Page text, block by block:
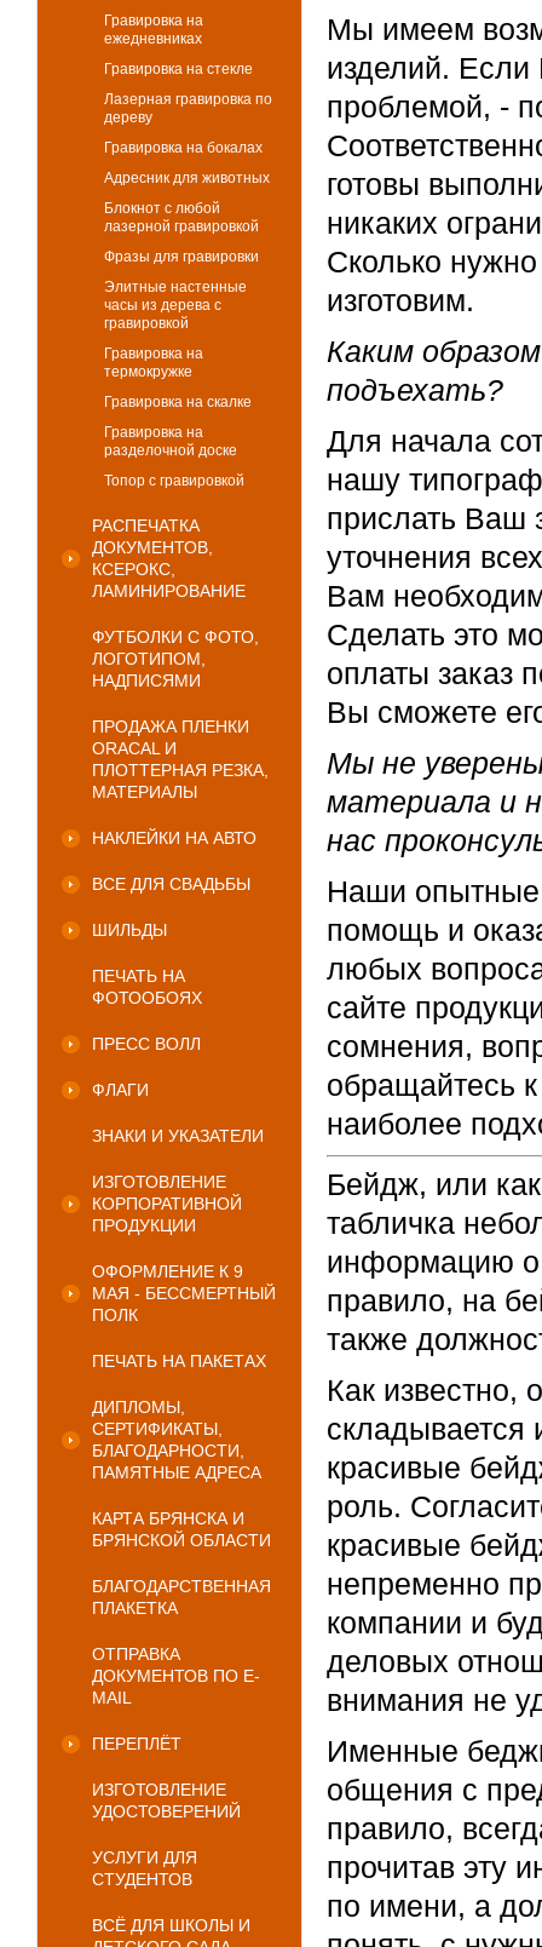
Гравировка на
ежедневниках
Гравировка на стекле
Лазерная гравировка по
дереву
Гравировка на бокалах
Адресник для животных
Блокнот с любой
лазерной гравировкой
Фразы для гравировки
Элитные настенные
часы из дерева с
гравировкой
Гравировка на
термокружке
Гравировка на скалке
Гравировка на
разделочной доске
Топор с гравировкой
РАСПЕЧАТКА
ДОКУМЕНТОВ,
КСЕРОКС,
ЛАМИНИРОВАНИЕ
ФУТБОЛКИ С ФОТО,
ЛОГОТИПОМ,
НАДПИСЯМИ
ПРОДАЖА ПЛЕНКИ
ORACAL И
ПЛОТТЕРНАЯ РЕЗКА,
МАТЕРИАЛЫ
НАКЛЕЙКИ НА АВТО
ВСЕ ДЛЯ СВАДЬБЫ
ШИЛЬДЫ
ПЕЧАТЬ НА
ФОТООБОЯХ
ПРЕСС ВОЛЛ
ФЛАГИ
ЗНАКИ И УКАЗАТЕЛИ
ИЗГОТОВЛЕНИЕ
КОРПОРАТИВНОЙ
ПРОДУКЦИИ
ОФОРМЛЕНИЕ К 9
МАЯ - БЕССМЕРТНЫЙ
ПОЛК
ПЕЧАТЬ НА ПАКЕТАХ
ДИПЛОМЫ,
СЕРТИФИКАТЫ,
БЛАГОДАРНОСТИ,
ПАМЯТНЫЕ АДРЕСА
КАРТА БРЯНСКА И
БРЯНСКОЙ ОБЛАСТИ
БЛАГОДАРСТВЕННАЯ
ПЛАКЕТКА
ОТПРАВКА
ДОКУМЕНТОВ ПО E-
MAIL
ПЕРЕПЛЁТ
ИЗГОТОВЛЕНИЕ
УДОСТОВЕРЕНИЙ
УСЛУГИ ДЛЯ
СТУДЕНТОВ
ВСЁ ДЛЯ ШКОЛЫ И
Мы имеем
изделий. Если
проблемой, -
готовы
никаких
Сколько
изготовим.
Каким
подъехать?
Для начала
нашу
прислать Ваш
уточнения
Вам
Сделать это
оплаты заказ
Вы сможете
Мы не
материала и
нас
Наши опытные
помощь и
любых
сайте
сомнения,
обращайтесь
наиболее
Бейдж, или
табличка
информацию о
правило, на
также
Как известно,
складывается
красивые
роль.
красивые
непременно
компании и
деловых
внимания не
Именные
общения с
правило,
прочитав эту
по имени, а